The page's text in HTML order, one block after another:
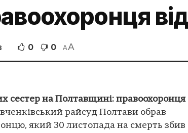
0 0 AA
сестер на Полтавщині: правоохоронця
райсуд Полтави обрав
який 30 листопада на смерть збив